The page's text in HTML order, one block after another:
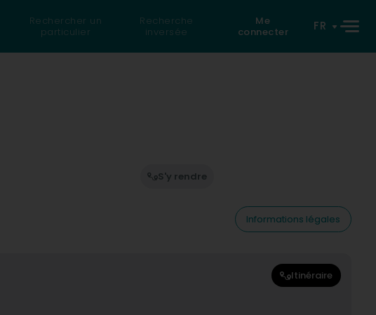
Rechercher un
particulier
Recherche
inversée
Me
connecter
FR
S'y rendre
Informations légales
Itinéraire